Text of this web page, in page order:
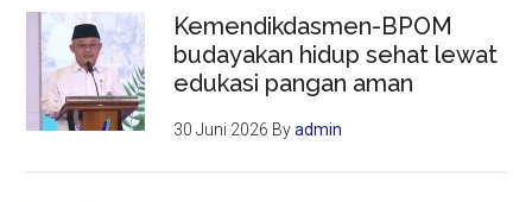
Kemendikdasmen-BPOM
budayakan hidup sehat lewat
edukasi pangan aman
30 Juni 2026 Byadmin